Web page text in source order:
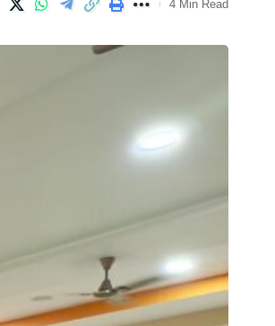
4 Min Read